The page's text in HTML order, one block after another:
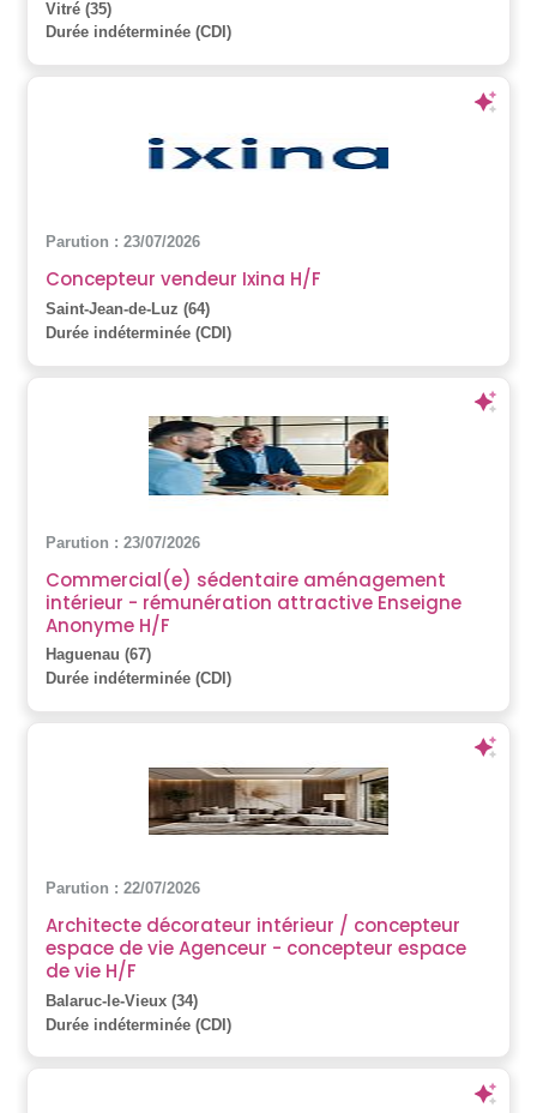
Vitré (35)
Durée indéterminée (CDI)
Parution : 23/07/2026
Concepteur vendeur Ixina H/F
Saint-Jean-de-Luz (64)
Durée indéterminée (CDI)
Parution : 23/07/2026
Commercial(e) sédentaire aménagement
intérieur - rémunération attractive Enseigne
Anonyme H/F
Haguenau (67)
Durée indéterminée (CDI)
Parution : 22/07/2026
Architecte décorateur intérieur / concepteur
espace de vie Agenceur - concepteur espace
de vie H/F
Balaruc-le-Vieux (34)
Durée indéterminée (CDI)